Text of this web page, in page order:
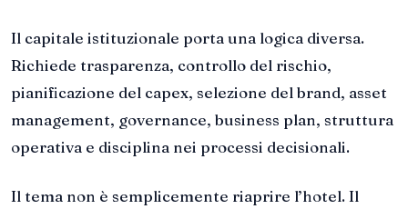
Il capitale istituzionale porta una logica diversa.
Richiede trasparenza, controllo del rischio,
pianificazione del capex, selezione del brand, asset
management, governance, business plan, struttura
operativa e disciplina nei processi decisionali.
Il tema non è semplicemente riaprire l’hotel. Il